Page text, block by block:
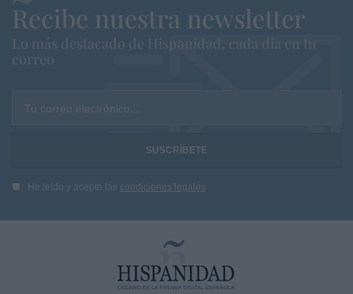
Recibe nuestra newsletter
Lo más destacado de Hispanidad, cada dia en tu
correo
Tu correo electrónico...
He leído y acepto las condiciones legales